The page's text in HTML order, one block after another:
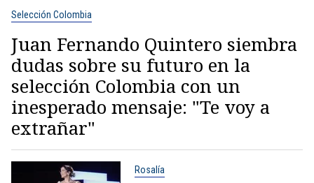
Selección Colombia
Juan Fernando Quintero siembra
dudas sobre su futuro en la
selección Colombia con un
inesperado mensaje: "Te voy a
extrañar"
Rosalía